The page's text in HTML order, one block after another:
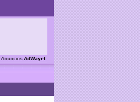
Anuncios AdWayet